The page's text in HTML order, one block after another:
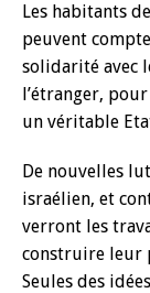
Les habitants
peuvent
solidarité avec
l’étranger,
un véritable
De nouvelles
israélien, et
verront les
construire leur
Seules des